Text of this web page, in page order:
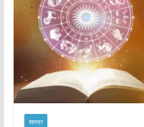
शास्त्र